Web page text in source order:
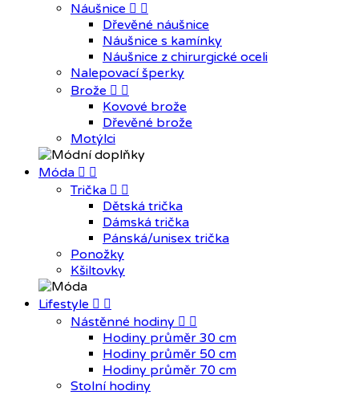
Náušnice  
Dřevěné náušnice
Náušnice s kamínky
Náušnice z chirurgické oceli
Nalepovací šperky
Brože  
Kovové brože
Dřevěné brože
Motýlci
Móda  
Trička  
Dětská trička
Dámská trička
Pánská/unisex trička
Ponožky
Kšiltovky
Lifestyle  
Nástěnné hodiny  
Hodiny průměr 30 cm
Hodiny průměr 50 cm
Hodiny průměr 70 cm
Stolní hodiny